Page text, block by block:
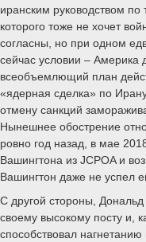
иранским руководством по
которого тоже не хочет
согласны, но при одном
сейчас условии – Америка
всеобъемлющий план
«ядерная сделка» по
отмену санкций
Нынешнее обострение
ровно год назад, в мае
Вашингтона из JCPOA и
Вашингтон даже не успел
С другой стороны,
своему высокому посту и,
способствовал